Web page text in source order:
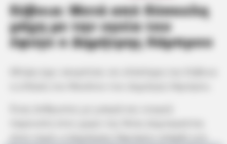
Εύβοια: Μετά από δύσκολη
μάχη με την υγεία του
έφυγε ο Δημήτρης Λάμπρου